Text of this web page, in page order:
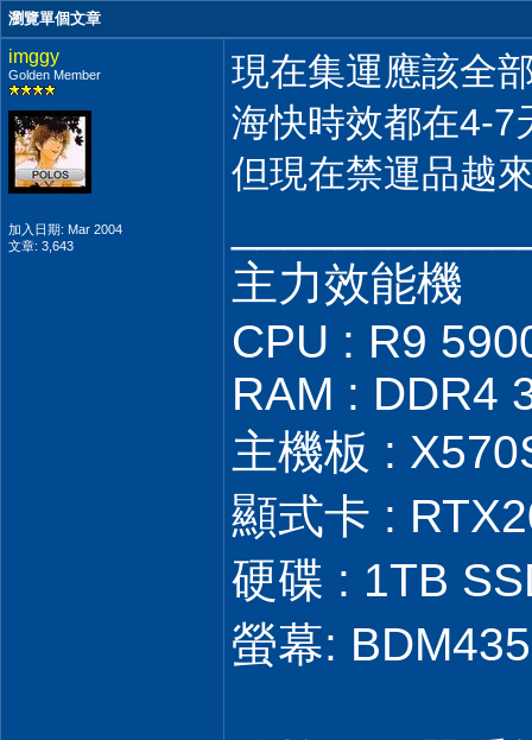
瀏覽單個文章
imggy
Golden Member
加入日期: Mar 2004
文章: 3,643
現在集運應該全
海快時效都在4-7
但現在禁運品越
主力效能機
CPU : R9
RAM : DDR4
主機板 :
顯式卡 :
硬碟 : 1TB
螢幕: